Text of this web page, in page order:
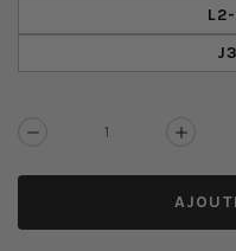
Réduire
quantité
Broche
de